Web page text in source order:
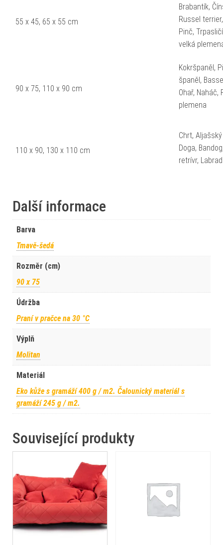
55 x 45, 65 x 55 cm
Brabantík,
Russel
Pinč,
velká
90 x 75, 110 x 90 cm
Kokršpaněl,
španěl,
Ohař, Naháč,
plemena
110 x 90, 130 x 110 cm
Chrt,
Doga,
retrívr,
Další informace
Barva
Tmavě-šedá
Rozměr (cm)
90 x 75
Údržba
Praní v pračce na 30 °C
Výplň
Molitan
Materiál
Eko kůže s gramáží 400 g / m2. Čalounický materiál s
gramáží 245 g / m2.
Související produkty